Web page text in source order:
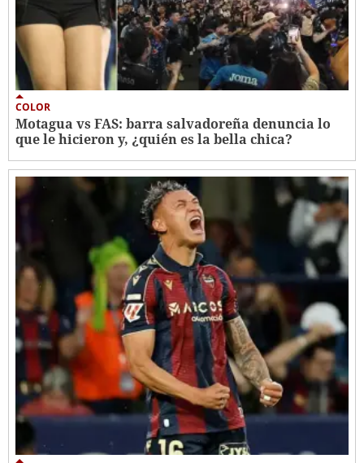
COLOR
Motagua vs FAS: barra salvadoreña denuncia lo
que le hicieron y, ¿quién es la bella chica?